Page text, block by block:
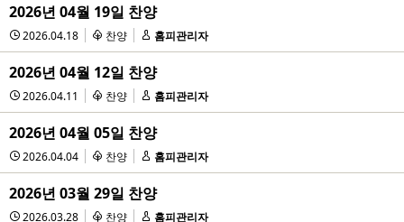
2026년 04월 19일 찬양
2026.04.18 찬양 홈피관리자
2026년 04월 12일 찬양
2026.04.11 찬양 홈피관리자
2026년 04월 05일 찬양
2026.04.04 찬양 홈피관리자
2026년 03월 29일 찬양
2026.03.28 찬양 홈피관리자